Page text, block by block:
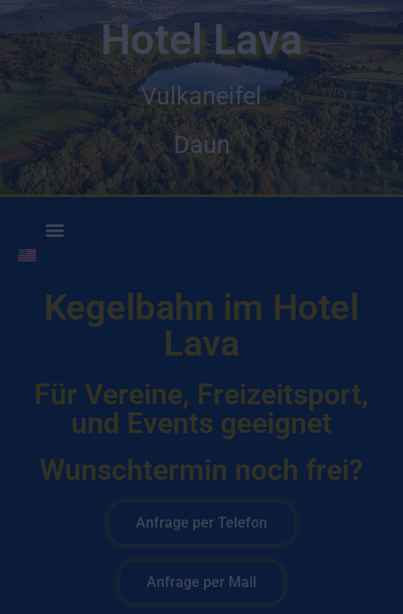
Hotel Lava
Vulkaneifel
Daun
Kegelbahn im Hotel
Lava
Für Vereine, Freizeitsport,
und Events geeignet
Wunschtermin noch frei?
Anfrage per Telefon
Anfrage per Mail